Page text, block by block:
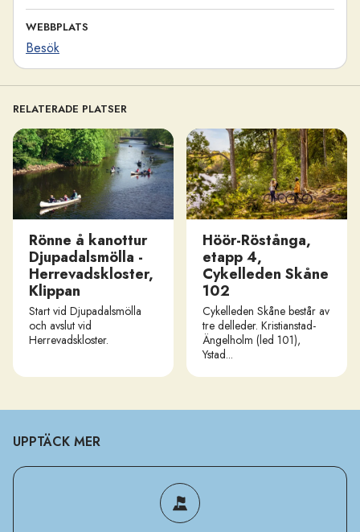
WEBBPLATS
Besök
RELATERADE PLATSER
Rönne å kanottur
Djupadalsmölla -
Herrevadskloster,
Klippan
Start vid Djupadalsmölla
och avslut vid
Herrevadskloster.
Höör-Röstånga,
etapp 4,
Cykelleden Skåne
102
Cykelleden Skåne består av
tre delleder. Kristianstad-
Ängelholm (led 101),
Ystad...
UPPTÄCK MER